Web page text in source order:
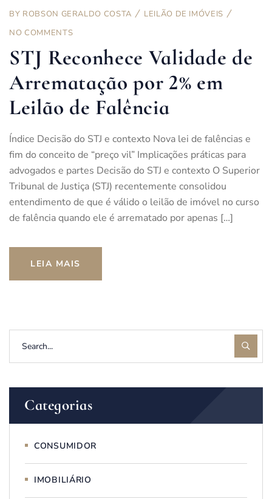
BY ROBSON GERALDO COSTA
LEILÃO DE IMÓVEIS
NO COMMENTS
STJ Reconhece Validade de
Arrematação por 2% em
Leilão de Falência
Índice Decisão do STJ e contexto Nova lei de falências e
fim do conceito de “preço vil” Implicações práticas para
advogados e partes Decisão do STJ e contexto O Superior
Tribunal de Justiça (STJ) recentemente consolidou
entendimento de que é válido o leilão de imóvel no curso
de falência quando ele é arrematado por apenas […]
LEIA MAIS
Categorias
CONSUMIDOR
IMOBILIÁRIO